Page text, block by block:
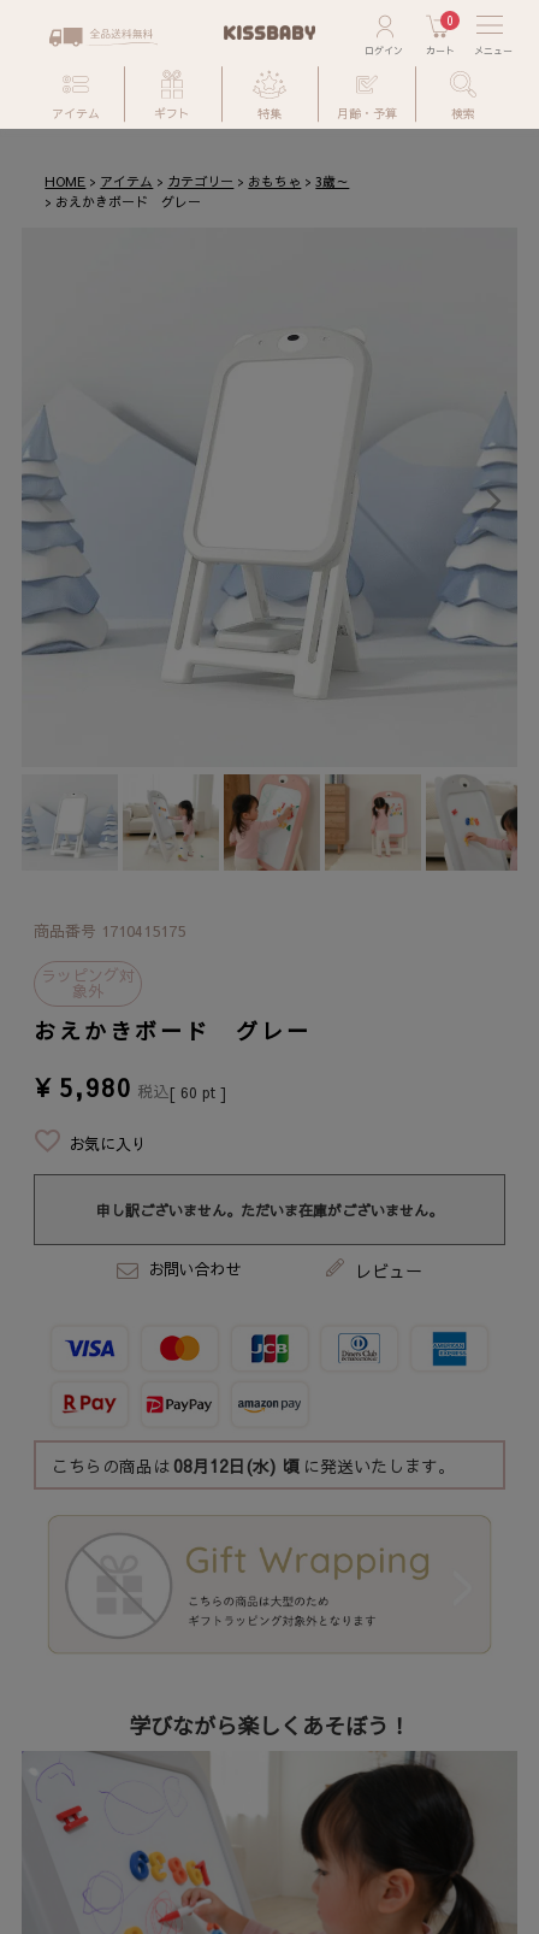
0
アイテム ギフト 特集 月齢・予算 検索
HOME アイテム カテゴリー おもちゃ
3歳～
おえかきボード グレー
商品番号 1710415175
ラッピング対
象外
おえかきボード グレー
¥ 5,980 税込[ 60 pt ]
お気に入り
申し訳ございません。ただいま在庫がございません。
お問い合わせ レビュー
こちらの商品は08月12日(水) 頃 に発送いたします。
学びながら楽しくあそぼう！